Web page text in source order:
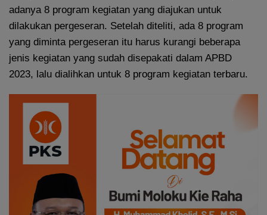
adanya 8 program kegiatan yang diajukan untuk
dilakukan pergeseran. Setelah diteliti, ada 8 program
yang diminta pergeseran itu harus kurangi beberapa
jenis kegiatan yang sudah disepakati dalam APBD
2023, lalu dialihkan untuk 8 program kegiatan terbaru.